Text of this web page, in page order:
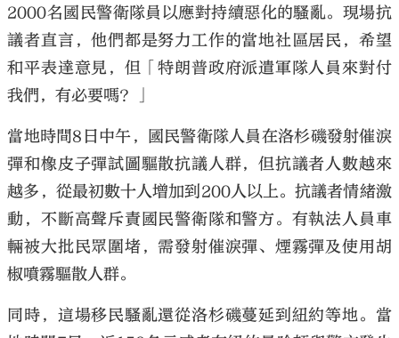
2000名國民警衛隊員以應對持續惡化的騷亂。現場抗
議者直言，他們都是努力工作的當地社區居民，希望
和平表達意見，但「特朗普政府派遣軍隊人員來對付
我們，有必要嗎？」
當地時間8日中午，國民警衛隊人員在洛杉磯發射催淚
彈和橡皮子彈試圖驅散抗議人群，但抗議者人數越來
越多，從最初數十人增加到200人以上。抗議者情緒激
動，不斷高聲斥責國民警衛隊和警方。有執法人員車
輛被大批民眾圍堵，需發射催淚彈、煙霧彈及使用胡
椒噴霧驅散人群。
同時，這場移民騷亂還從洛杉磯蔓延到紐約等地。當